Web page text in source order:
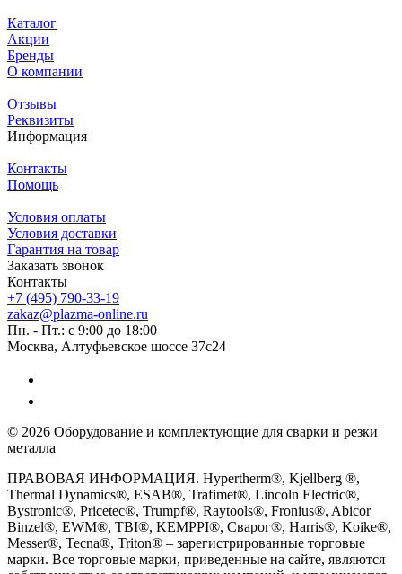
Каталог
Акции
Бренды
О компании
Отзывы
Реквизиты
Информация
Контакты
Помощь
Условия оплаты
Условия доставки
Гарантия на товар
Заказать звонок
Контакты
+7 (495) 790-33-19
zakaz@plazma-online.ru
Пн. - Пт.: с 9:00 до 18:00
Москва, Алтуфьевское шоссе 37с24
© 2026 Оборудование и комплектующие для сварки и резки
металла
ПРАВОВАЯ ИНФОРМАЦИЯ. Hypertherm®, Kjellberg ®,
Thermal Dynamics®, ESAB®, Trafimet®, Lincoln Electric®,
Bystronic®, Pricetec®, Trumpf®, Raytools®, Fronius®, Abicor
Binzel®, EWM®, TBI®, KEMPPI®, Сварог®, Harris®, Koike®,
Messer®, Tecna®, Triton® – зарегистрированные торговые
марки. Все торговые марки, приведенные на сайте, являются